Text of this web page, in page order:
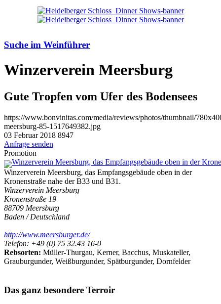
Suche im Weinführer
Winzerverein Meersburg
Gute Tropfen vom Ufer des Bodensees
https://www.bonvinitas.com/media/reviews/photos/thumbnail/
meersburg-85-1517649382.jpg
03 Februar 2018 8947
Anfrage senden
Promotion
Winzerverein Meersburg, das Empfangsgebäude oben in der
Kronenstraße nahe der B33 und B31.
Winzerverein Meersburg
Kronenstraße 19
88709 Meersburg
Baden / Deutschland
http://www.meersburger.de/
Telefon: +49 (0) 75 32.43 16-0
Rebsorten: Müller-Thurgau, Kerner, Bacchus, Muskateller,
Grauburgunder, Weißburgunder, Spätburgunder, Dornfelder
Das ganz besondere Terroir